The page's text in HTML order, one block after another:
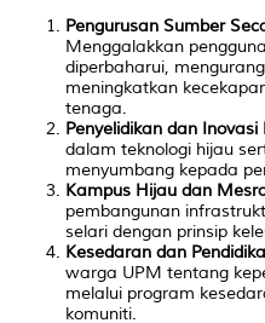
Pengurusan Sumber
Menggalakkan
diperbaharui,
meningkatkan
tenaga.
Penyelidikan dan Inovasi
dalam teknologi hijau
menyumbang kepada
Kampus Hijau dan
pembangunan
selari dengan prinsip
Kesedaran dan
warga UPM tentang
melalui program
komuniti.